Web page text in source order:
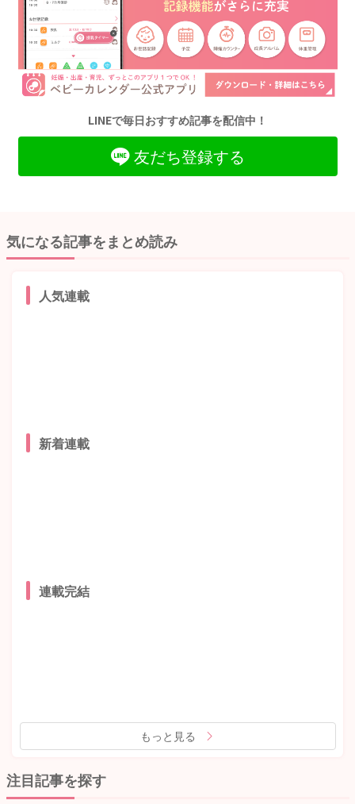
LINEで毎日おすすめ記事を配信中！
友だち登録する
気になる記事をまとめ読み
人気連載
新着連載
連載完結
もっと見る
注目記事を探す